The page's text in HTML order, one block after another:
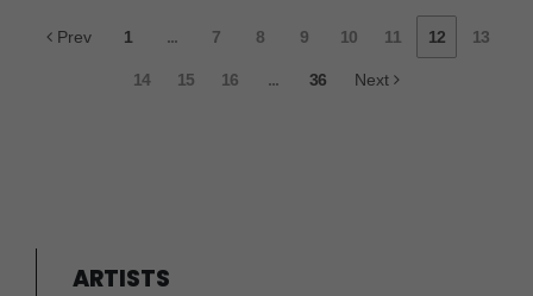
Prev 1 ... 7 8 9 10 11 12 13
14 15 16 ... 36 Next
ARTISTS